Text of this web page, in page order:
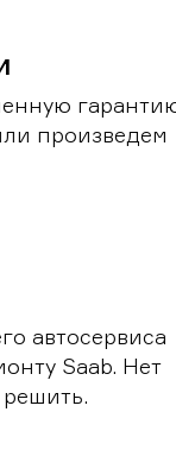
произведем
автосервиса
Saab. Нет